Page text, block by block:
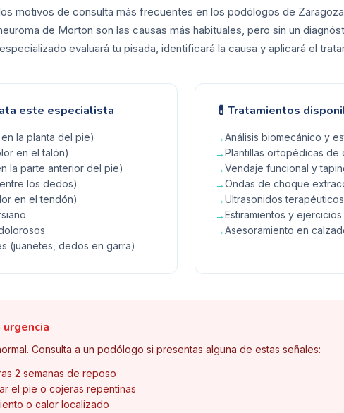
motivos de consulta más frecuentes en los podólogos de
de Morton son las causas más habituales, pero sin un
evaluará tu pisada, identificará la causa y aplicará el
este especialista
la planta del pie)
en el talón)
la parte anterior del pie)
los dedos)
en el tendón)
(juanetes, dedos en garra)
💊 Tratamientos
→Análisis biomecánico y
→Plantillas ortopédicas de
→Vendaje funcional y
→Ondas de choque
→Ultrasonidos
→Estiramientos y
→Asesoramiento en
urgencia
Consulta a un podólogo si presentas alguna de estas señales:
2 semanas de reposo
el pie o cojeras repentinas
o calor localizado